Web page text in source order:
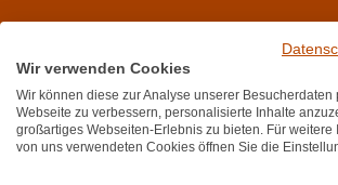
Melden Sie sich für unseren
Bewertungen
★ ★ ★ ★ ★
★4,7
Wir verwenden Cookies
Wir können diese zur Analyse unserer Besucherdaten
Webseite zu verbessern, personalisierte Inhalte
großartiges Webseiten-Erlebnis zu bieten. Für weitere
von uns verwendeten Cookies öffnen Sie die